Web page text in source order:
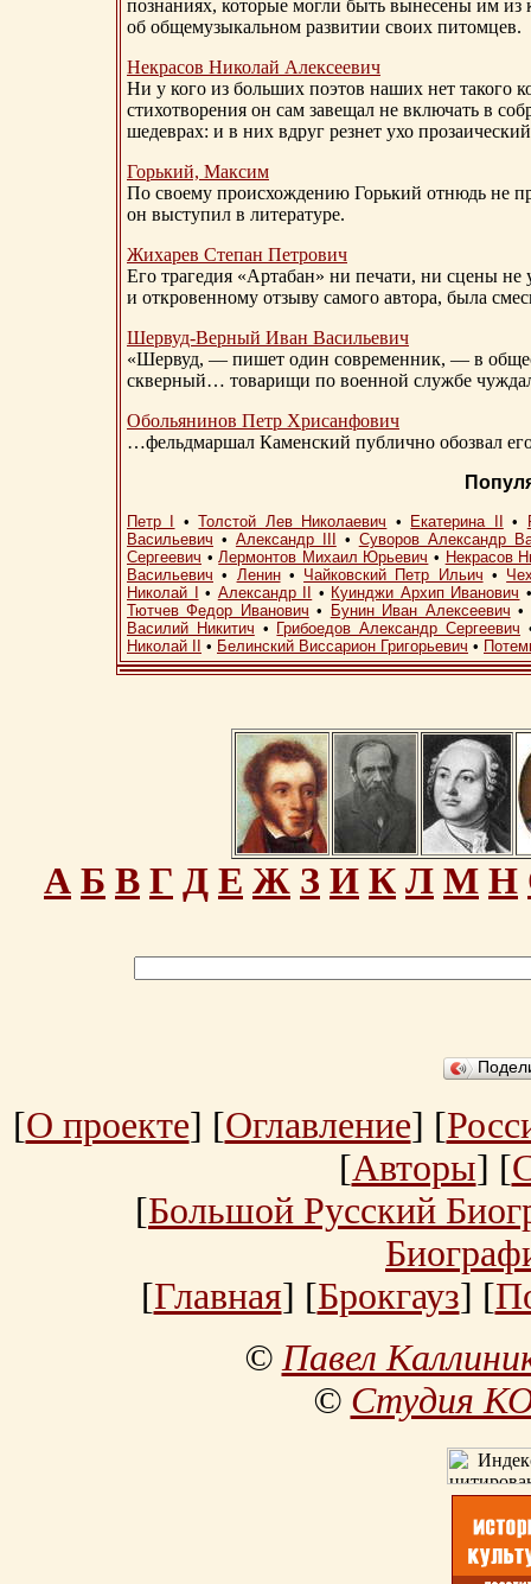
познаниях, которые могли быть вынесены им из
об общемузыкальном развитии своих питомцев.
Некрасов Николай Алексеевич
Ни у кого из больших поэтов наших нет такого
стихотворения он сам завещал не включать в
шедеврах: и в них вдруг резнет ухо
Горький, Максим
По своему происхождению Горький отнюдь не
он выступил в литературе.
Жихарев Степан Петрович
Его трагедия «Артабан» ни печати, ни сцены
и откровенному отзыву самого автора, была
Шервуд-Верный Иван Васильевич
«Шервуд, — пишет один современник, — в
скверный… товарищи по военной службе
Обольянинов Петр Хрисанфович
…фельдмаршал Каменский публично обозвал
Петр I •Толстой Лев Николаевич • Екатерина II •
Васильевич • Александр III • Суворов Александр
Сергеевич •Лермонтов Михаил Юрьевич • Некрасов
Васильевич • Ленин• Чайковский Петр Ильич •
Николай I
• Александр II • Куинджи Архип Иванович
Тютчев Федор Иванович • Бунин Иван Алексеевич •
Василий Никитич • Грибоедов Александр Сергеевич
Николай II
• Белинский Виссарион Григорьевич •
А Б В Г Д Е Ж З И К Л М Н
[О проекте] [Оглавление] [
[Авторы] [
[Большой Русский
[Главная] [Брокгауз] [
©Павел
© Студия